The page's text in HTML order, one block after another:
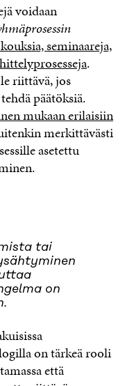
voidaan
seminaareja,
.
riittävä, jos
päätöksiä.
mukaan erilaisiin
merkittävästi
asetettu
tai
on
on tärkeä rooli
että